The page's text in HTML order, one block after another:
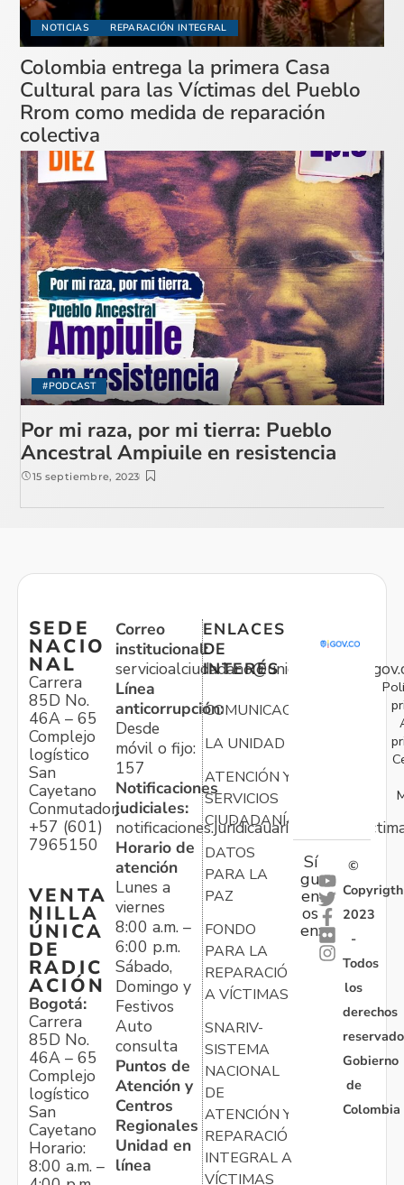
NOTICIAS REPARACIÓN INTEGRAL
Colombia entrega la primera Casa
Cultural para las Víctimas del Pueblo
Rrom como medida de reparación
colectiva
#PODCAST
Por mi raza, por mi tierra: Pueblo
Ancestral Ampiuile en resistencia
15 septiembre, 2023
SEDE
NACIO
NAL
Carrera
85D No.
46A – 65
Complejo
logístico
San
Cayetano
Conmutador:
+57 (601)
7965150
VENTA
NILLA
ÚNICA
DE
RADIC
ACIÓN
Bogotá:
Carrera
85D No.
46A – 65
Complejo
logístico
San
Cayetano
Horario:
8:00 a.m. –
Correo
institucional:
Línea
anticorrupción:
Desde
móvil o fijo:
157
Notificaciones
judiciales:
Horario de
atención
Lunes a
viernes
8:00 a.m. –
6:00 p.m.
Sábado,
Domingo y
Festivos
Auto
consulta
Puntos de
Atención y
Centros
Regionales
Unidad en
línea
ENLACES
DE
INTERÉS
COMUNICACIONES
LA UNIDAD
ATENCIÓN Y
SERVICIOS
CIUDADANÍA
DATOS
PARA LA
PAZ
FONDO
PARA LA
REPARACIÓN
A VÍCTIMAS
SNARIV-
SISTEMA
NACIONAL
DE
ATENCIÓN Y
REPARACIÓN
INTEGRAL A
VÍCTIMAS
Sí
gu
en
os
en:
©
Copyrigth
2023
-
Todos
los
derechos
Gobierno
de
Colombia